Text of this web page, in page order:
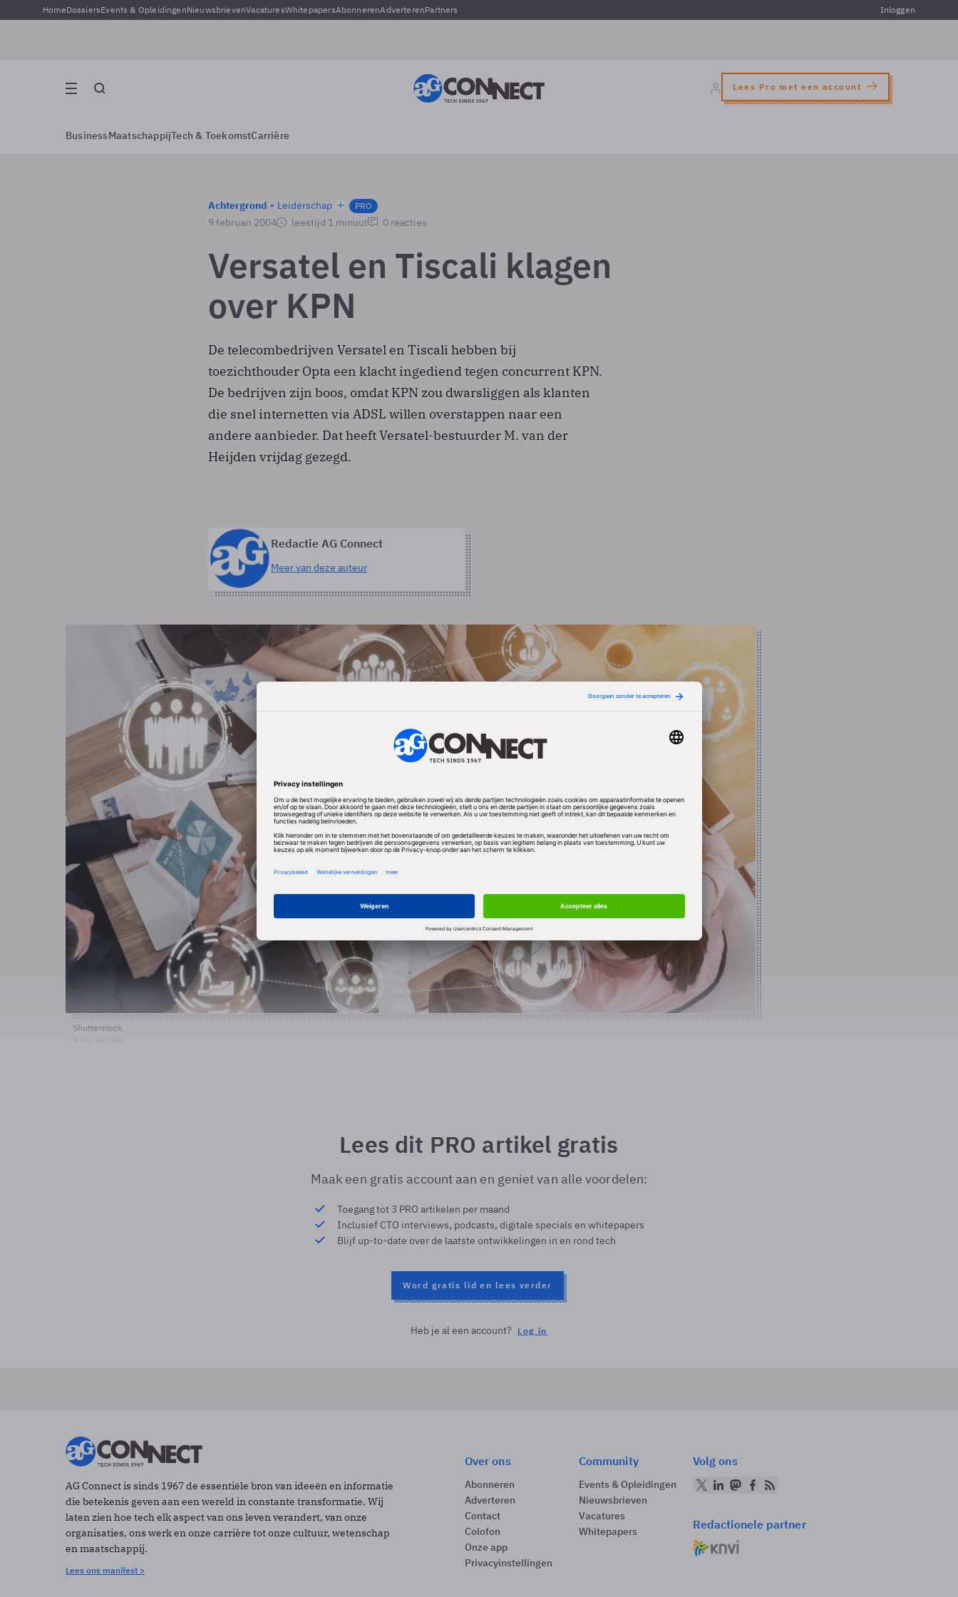
HomeDossiersEvents & OpleidingenNieuwsbrievenVacaturesWhitepapersAbonnerenAdverterenPartners Inloggen
Lees Pro met een account
BusinessMaatschappijTech & ToekomstCarrière
Achtergrond Leiderschap PRO
9 februari 2004 leestijd 1 minuut 0 reacties
Versatel en Tiscali klagen
over KPN
De telecombedrijven Versatel en Tiscali hebben bij
toezichthouder Opta een klacht ingediend tegen concurrent KPN.
De bedrijven zijn boos, omdat KPN zou dwarsliggen als klanten
die snel internetten via ADSL willen overstappen naar een
andere aanbieder. Dat heeft Versatel-bestuurder M. van der
Heijden vrijdag gezegd.
Redactie AG Connect
Meer van deze auteur
Shutterstock
Lees dit PRO artikel gratis
Maak een gratis account aan en geniet van alle voordelen:
Toegang tot 3 PRO artikelen per maand
Inclusief CTO interviews, podcasts, digitale specials en whitepapers
Blijf up-to-date over de laatste ontwikkelingen in en rond tech
Word gratis lid en lees verder
Heb je al een account? Log in
AG Connect is sinds 1967 de essentiële bron van ideeën en informatie
die betekenis geven aan een wereld in constante transformatie. Wij
laten zien hoe tech elk aspect van ons leven verandert, van onze
organisaties, ons werk en onze carrière tot onze cultuur, wetenschap
en maatschappij.
Lees ons manifest >
Over ons
Abonneren
Adverteren
Contact
Colofon
Onze app
Privacyinstellingen
Community
Events & Opleidingen
Nieuwsbrieven
Vacatures
Whitepapers
Volg ons
Redactionele partner